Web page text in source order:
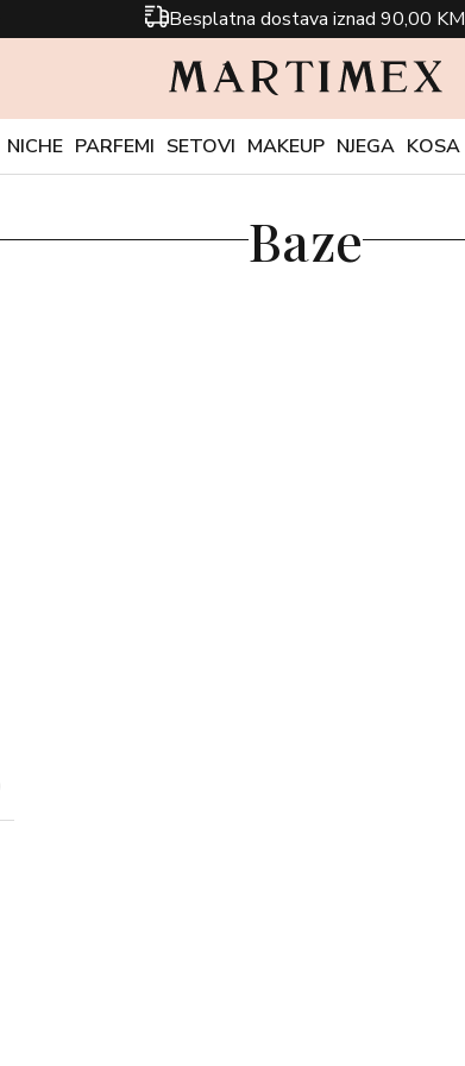
Besplatna dostava iznad 90,00 KM
NICHE PARFEMI SETOVI MAKEUP NJEGA KOSA
Baze